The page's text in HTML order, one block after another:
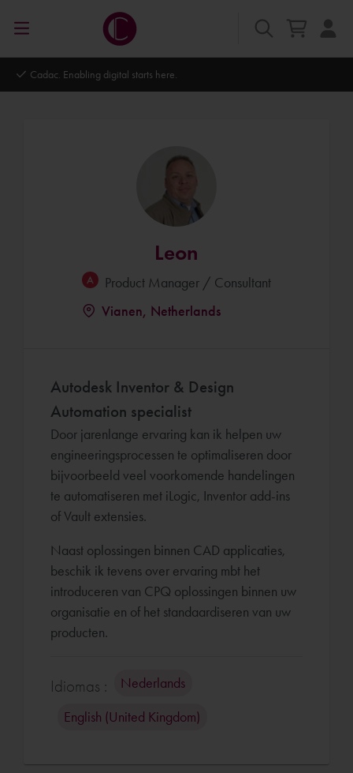
Cadac. Enabling digital starts here.
Leon
Product Manager / Consultant
Vianen, Netherlands
Autodesk Inventor & Design
Automation specialist
Door jarenlange ervaring kan ik helpen uw
engineeringsprocessen te optimaliseren door
bijvoorbeeld veel voorkomende handelingen
te automatiseren met iLogic, Inventor add-ins
of Vault extensies.
Naast oplossingen binnen CAD applicaties,
beschik ik tevens over ervaring mbt het
introduceren van CPQ oplossingen binnen uw
organisatie en of het standaardiseren van uw
producten.
Idiomas : Nederlands
English (United Kingdom)